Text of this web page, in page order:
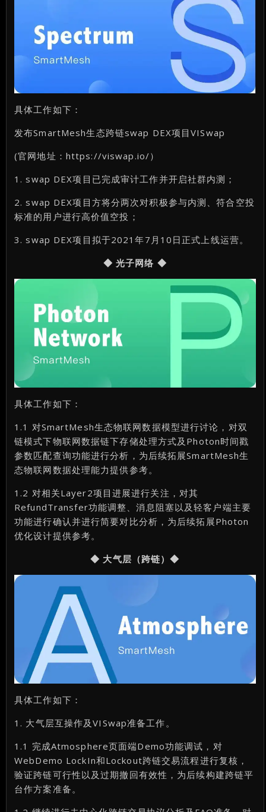
具体工作如下：
发布SmartMesh生态跨链swap DEX项目VISwap
(官网地址：https://viswap.io/）
1. swap DEX项目已完成审计工作并开启社群内测；
2. swap DEX项目方将分两次对积极参与内测、符合空投
标准的用户进行高价值空投；
3. swap DEX项目拟于2021年7月10日正式上线运营。
◆ 光子网络 ◆
具体工作如下：
1.1 对SmartMesh生态物联网数据模型进行讨论，对双
链模式下物联网数据链下存储处理方式及Photon时间戳
参数匹配查询功能进行分析，为后续拓展SmartMesh生
态物联网数据处理能力提供参考。
1.2 对相关Layer2项目进展进行关注，对其
RefundTransfer功能调整、消息阻塞以及轻客户端主要
功能进行确认并进行简要对比分析，为后续拓展Photon
优化设计提供参考。
◆ 大气层（跨链）◆
具体工作如下：
1. 大气层互操作及VISwap准备工作。
1.1 完成Atmosphere页面端Demo功能调试，对
WebDemo LockIn和Lockout跨链交易流程进行复核，
验证跨链可行性以及过期撤回有效性，为后续构建跨链平
台作方案准备。